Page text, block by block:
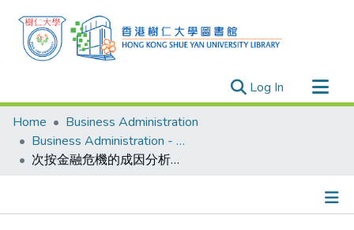
Log In (current)
Research Outputs
Researchers
Organizations
Events
Home
Business Administration
Business Administration - Publication
次按金融危機的成因分析及影響